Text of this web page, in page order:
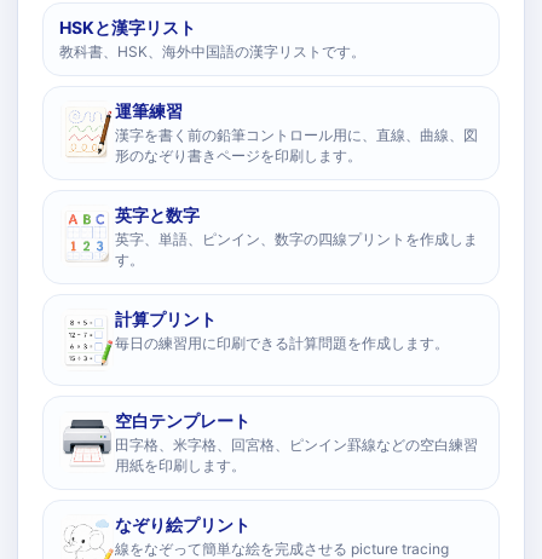
HSKと漢字リスト
教科書、HSK、海外中国語の漢字リストです。
運筆練習
漢字を書く前の鉛筆コントロール用に、直線、曲線、図
形のなぞり書きページを印刷します。
英字と数字
英字、単語、ピンイン、数字の四線プリントを作成しま
す。
計算プリント
毎日の練習用に印刷できる計算問題を作成します。
空白テンプレート
田字格、米字格、回宮格、ピンイン罫線などの空白練習
用紙を印刷します。
なぞり絵プリント
線をなぞって簡単な絵を完成させる picture tracing